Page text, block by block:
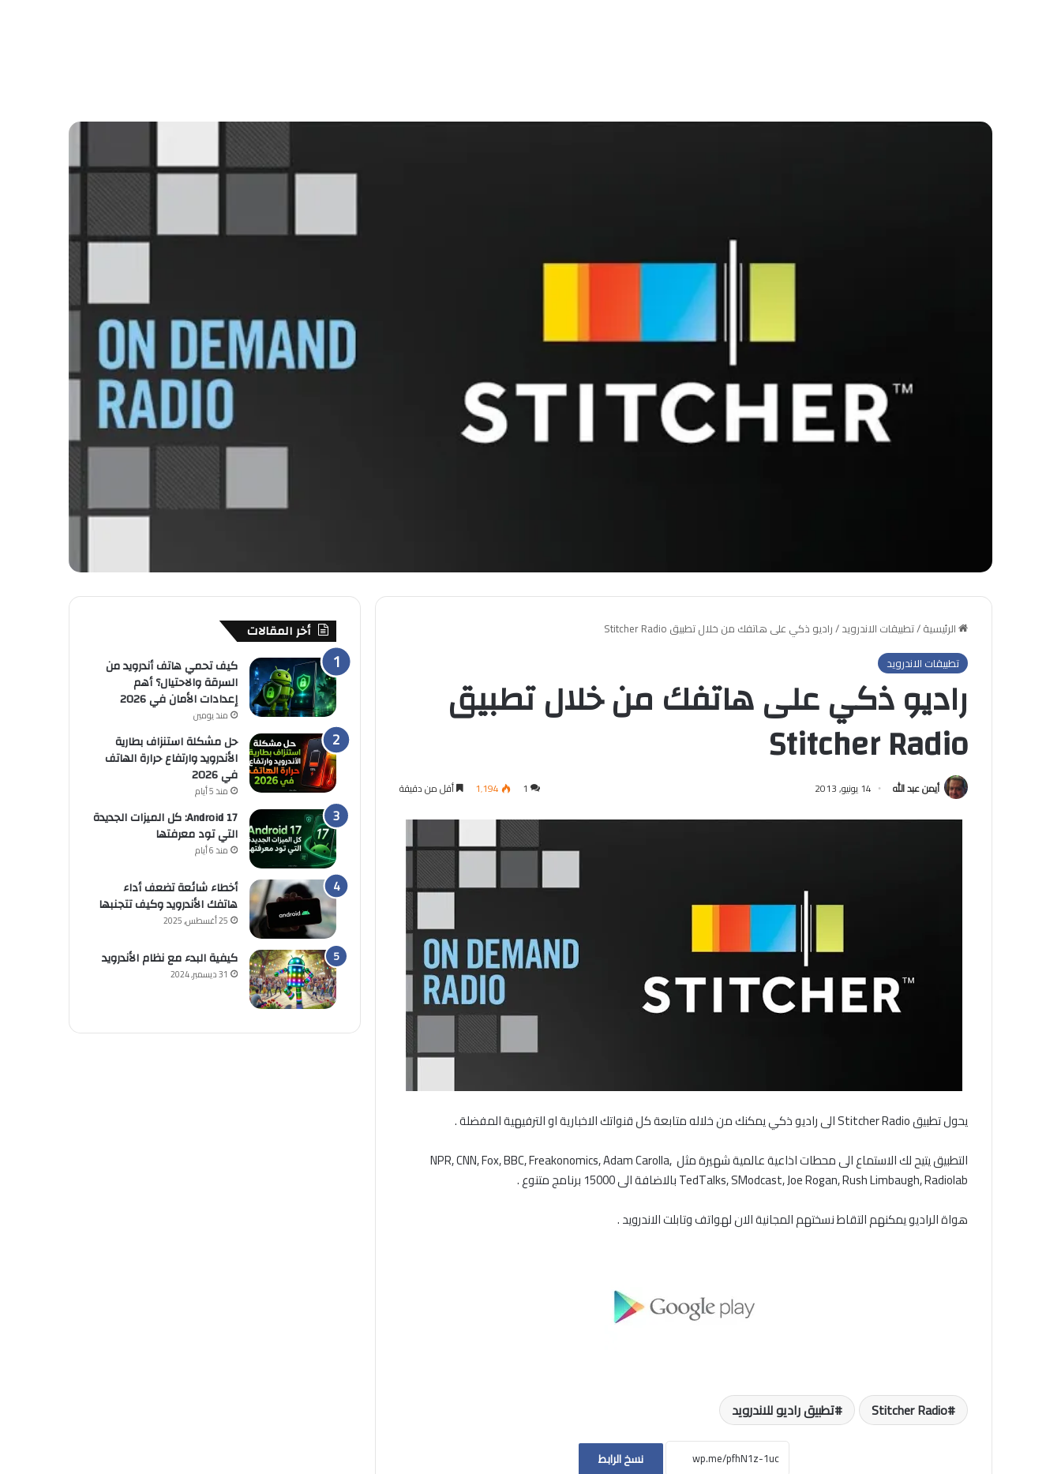
الرئيسية/تطبيقات الاندرويد/راديو ذكي على هاتفك من خلال تطبيق Stitcher Radio
تطبيقات الاندرويد
راديو ذكي على هاتفك من خلال تطبيق
Stitcher Radio
أيمن عبد الله 14 يونيو, 2013 1 1٬194 أقل من دقيقة
يحول تطبيق Stitcher Radio الى راديو ذكي يمكنك من خلاله متابعة كل قنواتك الاخبارية او الترفيهية المفضلة .
التطبيق يتيح لك الاستماع الى محطات اذاعية عالمية شهيرة مثل NPR, CNN, Fox, BBC, Freakonomics, Adam Carolla,
TedTalks, SModcast, Joe Rogan, Rush Limbaugh, Radiolab بالاضافة الى 15000 برنامج متنوع .
هواة الراديو يمكنهم التقاط نسختهم المجانية الان لهواتف وتابلت الاندرويد .
Stitcher Radio تطبيق راديو للاندرويد
نسخ الرابط
أخر المقالات
كيف تحمي هاتف أندرويد من
السرقة والاحتيال؟ أهم
إعدادات الأمان في 2026
منذ يومين
حل مشكلة استنزاف بطارية
الأندرويد وارتفاع حرارة الهاتف
في 2026
منذ 5 أيام
Android 17: كل الميزات الجديدة
التي تود معرفتها
منذ 6 أيام
أخطاء شائعة تضعف أداء
هاتفك الأندرويد وكيف تتجنبها
25 أغسطس, 2025
كيفية البدء مع نظام الأندرويد
31 ديسمبر, 2024